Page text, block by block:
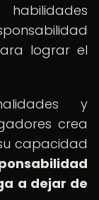
lograr el
y
crea
capacidad
a dejar de